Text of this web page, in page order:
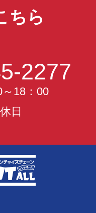
ちら
2277
18：00
日